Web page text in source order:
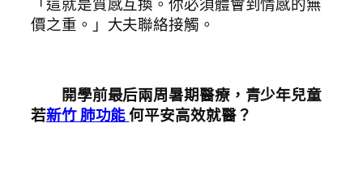
「這就是質感互換。你必須體會到情感的無
價之重。」大夫聯絡接觸。
開學前最后兩周暑期醫療，青少年兒童
若新竹 肺功能何平安高效就醫？